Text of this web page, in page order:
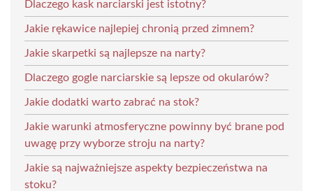
Dlaczego kask narciarski jest istotny?
Jakie rękawice najlepiej chronią przed zimnem?
Jakie skarpetki są najlepsze na narty?
Dlaczego gogle narciarskie są lepsze od okularów?
Jakie dodatki warto zabrać na stok?
Jakie warunki atmosferyczne powinny być brane pod
uwagę przy wyborze stroju na narty?
Jakie są najważniejsze aspekty bezpieczeństwa na
stoku?